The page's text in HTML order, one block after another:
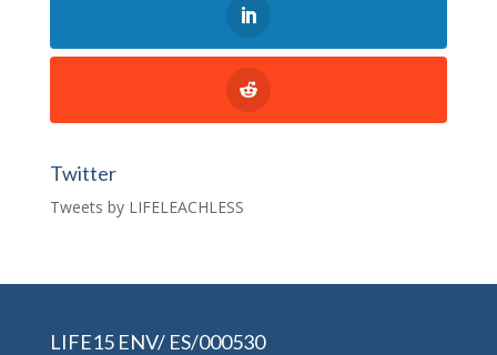
Twitter
Tweets by LIFELEACHLESS
LIFE15 ENV/ ES/000530